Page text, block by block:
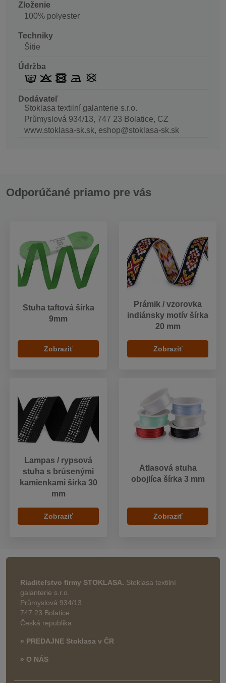
Zloženie
100% polyester
Techniky
Šitie
Údržba
Dodávateľ
Stoklasa textilní galanterie s.r.o.
Průmyslová 934/13, 747 23 Bolatice, CZ
www.stoklasa-sk.sk, eshop@stoklasa-sk.sk
Odporúčané priamo pre vás
Stuha taftová šírka
9mm
Zobraziť
Prámik / vzorovka
indiánsky motív šírka
20 mm
Zobraziť
Lampas / rypsová
stuha s brúsenými
kamienkami šírka 30
mm
Zobraziť
Atlasová stuha
obojlíca šírka 3 mm
Zobraziť
Riaditeľstvo firmy STOKLASA. Stoklasa textilní
galanterie s.r.o.
Průmyslová 934/13
747 23 Bolatice
Česká republika
» PREDAJNE Stoklasa v ČR
» O NÁS